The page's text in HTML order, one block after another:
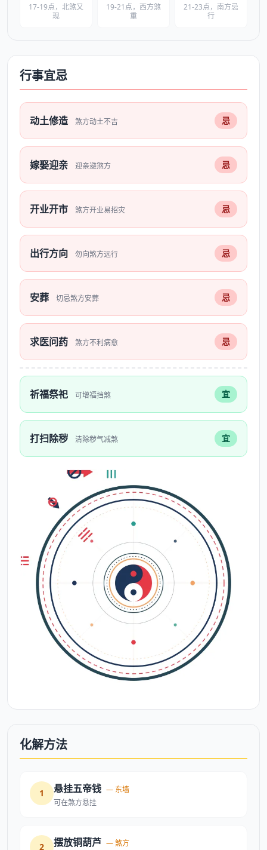
17-19点，北煞又
现
19-21点，西方煞
重
21-23点，南方忌
行
行事宜忌
动土修造 煞方动土不吉 忌
嫁娶迎亲 迎亲避煞方 忌
开业开市 煞方开业易招灾 忌
出行方向 勿向煞方远行 忌
安葬 切忌煞方安葬 忌
求医问药 煞方不利病愈 忌
祈福祭祀 可增福挡煞 宜
打扫除秽 清除秽气减煞 宜
化解方法
1 悬挂五帝钱 — 东墙
可在煞方悬挂
2 摆放铜葫芦 — 煞方